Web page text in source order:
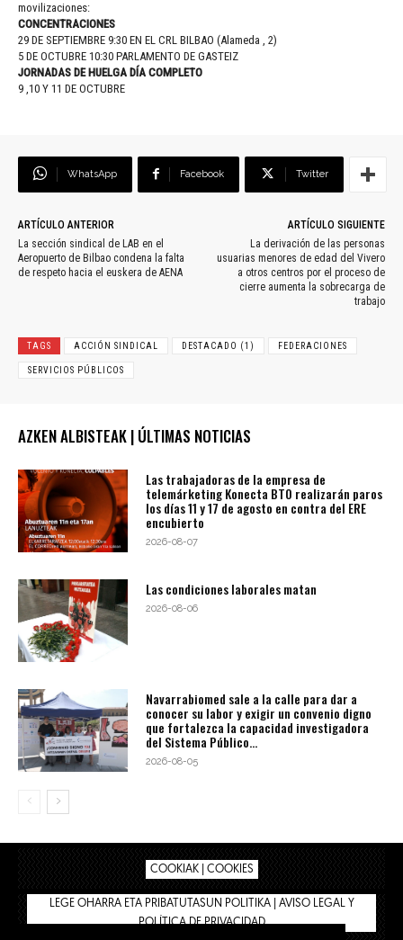
movilizaciones:
CONCENTRACIONES
29 DE SEPTIEMBRE 9:30 EN EL CRL BILBAO (Alameda , 2)
5 DE OCTUBRE 10:30 PARLAMENTO DE GASTEIZ
JORNADAS DE HUELGA DÍA COMPLETO
9 ,10 Y 11 DE OCTUBRE
WhatsApp Facebook Twitter
ARTÍCULO ANTERIOR
La sección sindical de LAB en el
Aeropuerto de Bilbao condena la falta
de respeto hacia el euskera de AENA
ARTÍCULO SIGUIENTE
La derivación de las personas
usuarias menores de edad del Vivero
a otros centros por el proceso de
cierre aumenta la sobrecarga de
trabajo
TAGS ACCIÓN SINDICAL DESTACADO (1) FEDERACIONES
SERVICIOS PÚBLICOS
AZKEN ALBISTEAK | ÚLTIMAS NOTICIAS
Las trabajadoras de la empresa de
telemárketing Konecta BTO realizarán paros
los días 11 y 17 de agosto en contra del ERE
encubierto
2026-08-07
Las condiciones laborales matan
2026-08-06
Navarrabiomed sale a la calle para dar a
conocer su labor y exigir un convenio digno
que fortalezca la capacidad investigadora
del Sistema Público...
2026-08-05
COOKIAK | COOKIES
LEGE OHARRA ETA PRIBATUTASUN POLITIKA | AVISO LEGAL Y
POLÍTICA DE PRIVACIDAD